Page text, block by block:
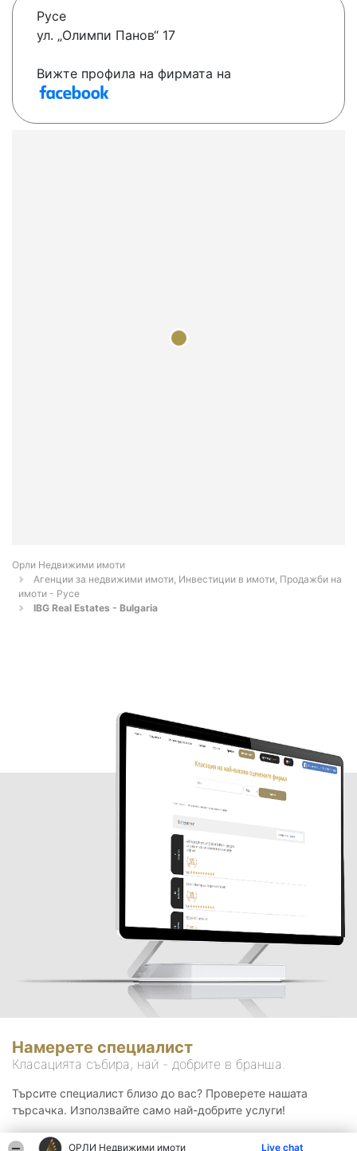
ОРЛИ Недвижими имоти Live chat
Русе
ул. „Олимпи Панов“ 17
Вижте профила на фирмата на
Орли Недвижими имоти
Агенции за недвижими имоти, Инвестиции в имоти, Продажби на
имоти - Русе
IBG Real Estates - Bulgaria
Намерете специалист
Класацията събира, най - добрите в бранша.
Търсите специалист близо до вас? Проверете нашата
търсачка. Използвайте само най-добрите услуги!